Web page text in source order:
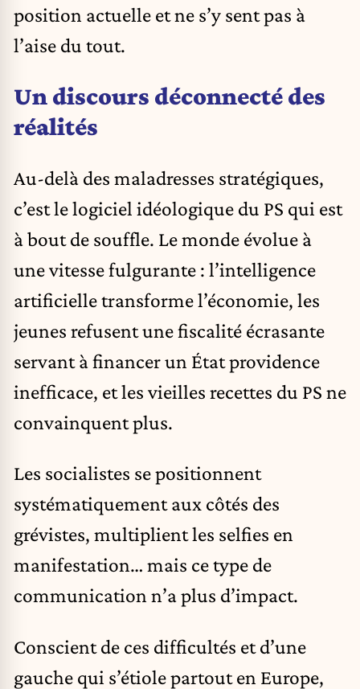
position actuelle et ne s’y sent pas à
l’aise du tout.
Un discours déconnecté des
réalités
Au-delà des maladresses stratégiques,
c’est le logiciel idéologique du PS qui est
à bout de souffle. Le monde évolue à
une vitesse fulgurante : l’intelligence
artificielle transforme l’économie, les
jeunes refusent une fiscalité écrasante
servant à financer un État providence
inefficace, et les vieilles recettes du PS ne
convainquent plus.
Les socialistes se positionnent
systématiquement aux côtés des
grévistes, multiplient les selfies en
manifestation… mais ce type de
communication n’a plus d’impact.
Conscient de ces difficultés et d’une
gauche qui s’étiole partout en Europe,